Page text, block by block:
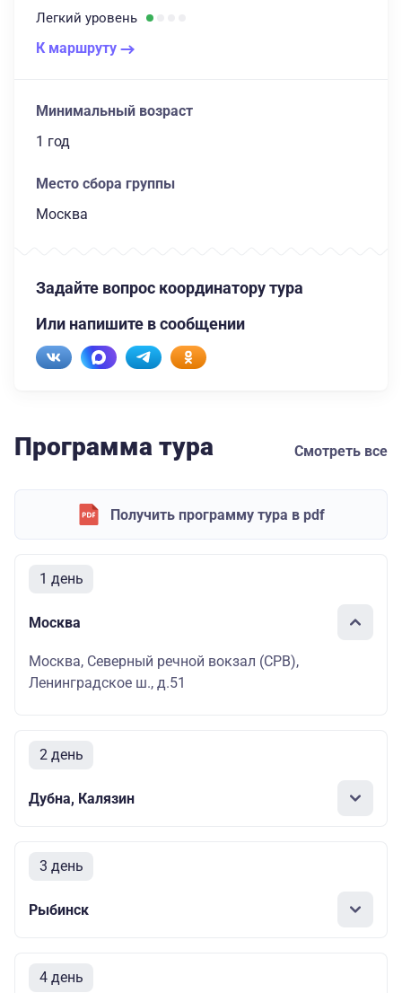
Легкий уровень
К маршруту
Минимальный возраст
1 год
Место сбора группы
Москва
Задайте вопрос координатору тура
Или напишите в сообщении
Программа тура Смотреть все
Получить программу тура в pdf
1 день
Москва
Москва, Северный речной вокзал (СРВ),
Ленинградское ш., д.51
2 день
Дубна, Калязин
3 день
Рыбинск
4 день